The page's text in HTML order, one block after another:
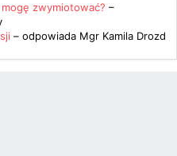
zwymiotować? –
– odpowiada Mgr Kamila Drozd